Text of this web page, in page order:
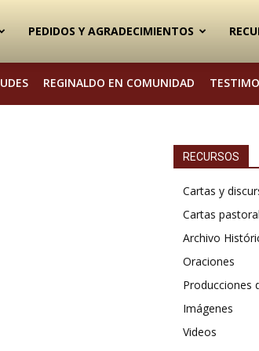
PEDIDOS Y AGRADECIMIENTOS
REGINALDO EN COMUNIDAD
RECURSOS
Cartas y
Cartas
Archivo
Oraciones
Producciones
Imágenes
Videos